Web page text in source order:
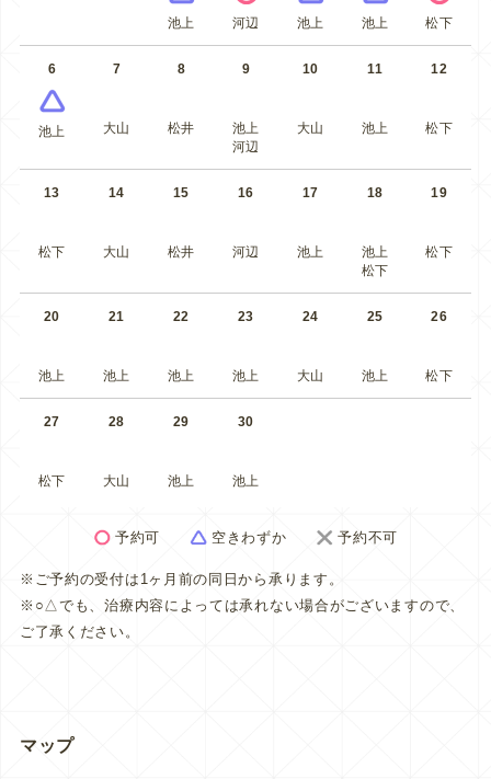
池上 河辺 池上 池上 松下
6
池上
7
大山
8
松井
9
池上
河辺
10
大山
11
池上
12
松下
13
松下
14
大山
15
松井
16
河辺
17
池上
18
池上
松下
19
松下
20
池上
21
池上
22
池上
23
池上
24
大山
25
池上
26
松下
27
松下
28
大山
29
池上
30
池上
予約可 空きわずか 予約不可
※ご予約の受付は1ヶ月前の同日から承ります。
※○△でも、治療内容によっては承れない場合がございますので、
ご了承ください。
マップ